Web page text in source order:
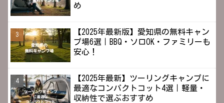
め
【2025年最新版】愛知県の無料キャン
プ場6選｜BBQ・ソロOK・ファミリーも
安心！
【2025年最新】ツーリングキャンプに
最適なコンパクトコット4選｜軽量・
収納性で選ぶおすすめ